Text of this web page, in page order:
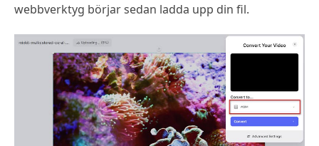
webbverktyg börjar sedan ladda upp din fil.